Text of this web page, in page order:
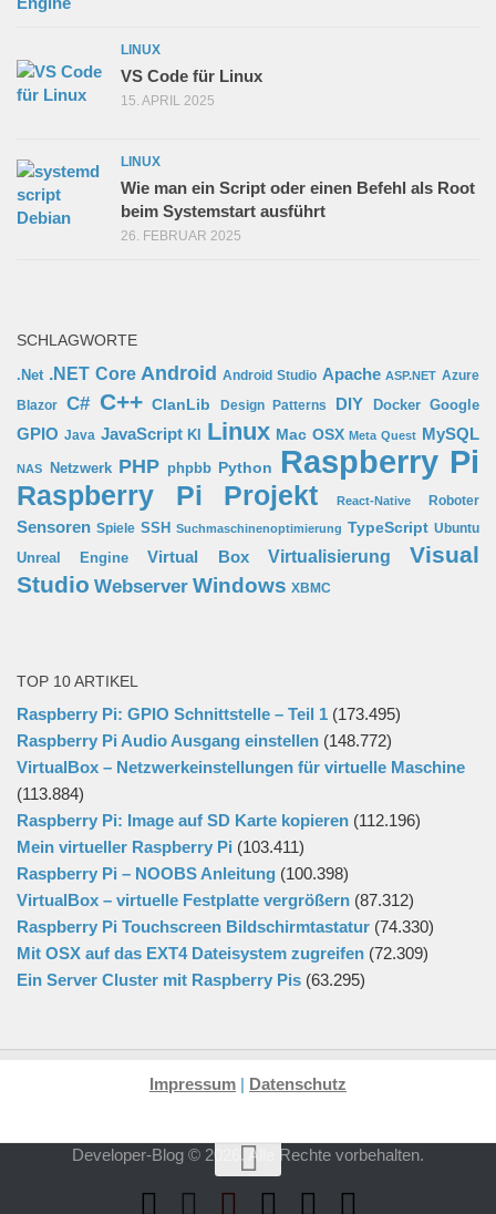
LINUX
VS Code für Linux
15. APRIL 2025
LINUX
Wie man ein Script oder einen Befehl als Root
beim Systemstart ausführt
26. FEBRUAR 2025
SCHLAGWORTE
.Net .NET Core Android Android Studio Apache ASP.NET Azure
Blazor C# C++ ClanLib Design Patterns DIY Docker Google
GPIO Java JavaScript KI Linux Mac OSX Meta Quest MySQL
NAS Netzwerk PHP phpbb Python Raspberry Pi
Raspberry Pi Projekt React-Native Roboter
Sensoren Spiele SSH Suchmaschinenoptimierung TypeScript Ubuntu
Unreal Engine
Virtual Box Virtualisierung
Visual
Studio Webserver Windows XBMC
TOP 10 ARTIKEL
Raspberry Pi: GPIO Schnittstelle – Teil 1 (173.495)
Raspberry Pi Audio Ausgang einstellen (148.772)
VirtualBox – Netzwerkeinstellungen für virtuelle Maschine
(113.884)
Raspberry Pi: Image auf SD Karte kopieren (112.196)
Mein virtueller Raspberry Pi (103.411)
Raspberry Pi – NOOBS Anleitung (100.398)
VirtualBox – virtuelle Festplatte vergrößern (87.312)
Raspberry Pi Touchscreen Bildschirmtastatur (74.330)
Mit OSX auf das EXT4 Dateisystem zugreifen (72.309)
Ein Server Cluster mit Raspberry Pis (63.295)
Impressum | Datenschutz
Developer-Blog © 2026. Alle Rechte vorbehalten.